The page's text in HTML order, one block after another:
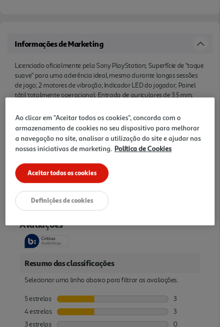
Informações de Marketing
Licenciado oficialmente pela Sony PlayStation; Superfície de "toque
suave" para uma aderência ideal, mesmo durante longas sessões
de jogo; 2 motores de vibração; Indicador LED do jogador; Painel
tátil totalmente operacional; Entrada de auriculares de 3,5 mm;
Cor Azul Transparente.
Características
36 Meses
Avaliações
Ao clicar em "Aceitar todos os cookies", concorda com o
armazenamento de cookies no seu dispositivo para melhorar
a navegação no site, analisar a utilização do site e ajudar nas
nossas iniciativas de marketing. Política de Cookies
Aceitar todos os cookies
Definições de cookies